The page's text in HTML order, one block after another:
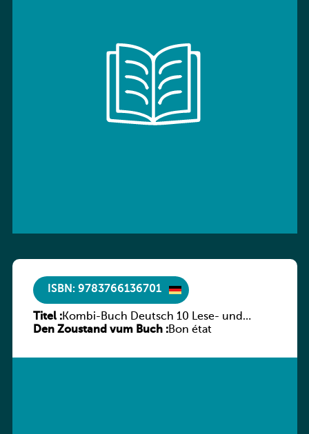
ISBN: 9783766136701
Titel :Kombi-Buch Deutsch 10 Lese- und
Sprachbuch
Den Zoustand vum Buch :Bon état